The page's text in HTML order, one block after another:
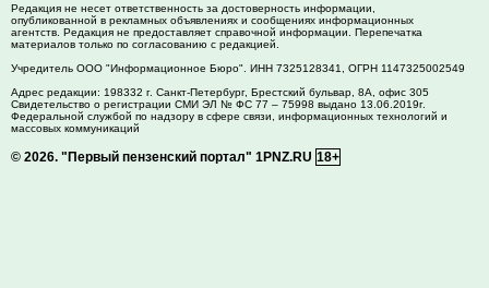
Редакция не несет ответственность за достоверность информации,
опубликованной в рекламных объявлениях и сообщениях информационных
агентств. Редакция не предоставляет справочной информации. Перепечатка
материалов только по согласованию с редакцией.
Учредитель ООО "Информационное Бюро". ИНН 7325128341, ОГРН 1147325002549
Адрес редакции: 198332 г. Санкт-Петербург, Брестский бульвар, 8А, офис 305
Свидетельство о регистрации СМИ ЭЛ № ФС 77 – 75998 выдано 13.06.2019г.
Федеральной службой по надзору в сфере связи, информационных технологий и
массовых коммуникаций
© 2026. "Первый пензенский портал" 1PNZ.RU 18+